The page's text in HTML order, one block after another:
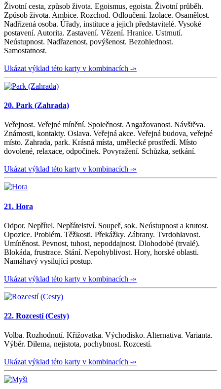
Životní cesta, způsob života. Egoismus, egoista. Životní průběh.
Způsob života. Ambice. Rozchod. Odloučení. Izolace. Osamělost.
Nadřízená osoba. Úřady, instituce a jejich představitelé. Vysoké
postavení. Autorita. Zastavení. Vězení. Hranice. Ustrnutí.
Neústupnost. Nadřazenost, povýšenost. Bezohlednost.
Samostatnost.
Ukázat výklad této karty v kombinacích -»
20. Park (Zahrada)
Veřejnost. Veřejné mínění. Společnost. Angažovanost. Návštěva.
Známosti, kontakty. Oslava. Veřejná akce. Veřejná budova, veřejné
místo. Zahrada, park. Krásná místa, umělecké prostředí. Místo
dovolené, relaxace, odpočinek. Povyražení. Schůzka, setkání.
Ukázat výklad této karty v kombinacích -»
21. Hora
Odpor. Nepřítel. Nepřátelství. Soupeř, sok. Neústupnost a krutost.
Opozice. Problém. Těžkosti. Překážky. Zábrany. Tvrdohlavost.
Umíněnost. Pevnost, tuhost, nepoddajnost. Dlohodobé (trvalé).
Blokáda, frustrace. Stání. Nepohyblivost. Hory, horské oblasti.
Namáhavý vysilující postup.
Ukázat výklad této karty v kombinacích -»
22. Rozcestí (Cesty)
Volba. Rozhodnutí. Křižovatka. Východisko. Alternativa. Varianta.
Výběr. Dilema, nejistota, pochybnost. Rozcestí.
Ukázat výklad této karty v kombinacích -»